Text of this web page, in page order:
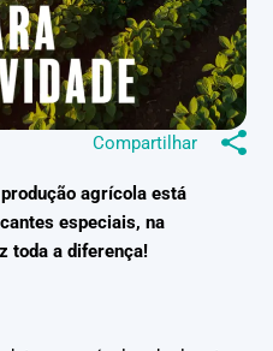
Compartilhar
agrícola está
especiais, na
toda a diferença!